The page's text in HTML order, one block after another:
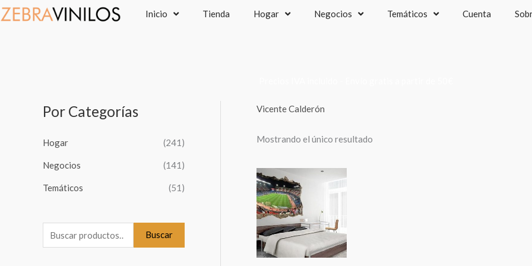
Ir
al
Inicio Tienda Hogar Negocios Temáticos Cuenta
Por Categorías
Hogar (241)
Negocios (141)
Temáticos (51)
B
s
c
Buscar
Vicente Calderón
Mostrando el único resultado
Rango
de
precios:
desde